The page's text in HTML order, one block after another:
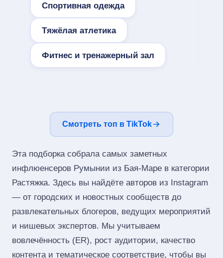
Спортивная одежда
Тяжёлая атлетика
Фитнес и тренажерный зал
Смотреть топ в TikTok
Эта подборка собрала самых заметных
инфлюенсеров Румынии из Бая-Маре в категории
Растяжка. Здесь вы найдёте авторов из Instagram
— от городских и новостных сообществ до
развлекательных блогеров, ведущих мероприятий
и нишевых экспертов. Мы учитываем
вовлечённость (ER), рост аудитории, качество
контента и тематическое соответствие, чтобы вы